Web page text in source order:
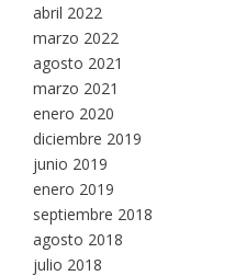
abril 2022
marzo 2022
agosto 2021
marzo 2021
enero 2020
diciembre 2019
junio 2019
enero 2019
septiembre 2018
agosto 2018
julio 2018